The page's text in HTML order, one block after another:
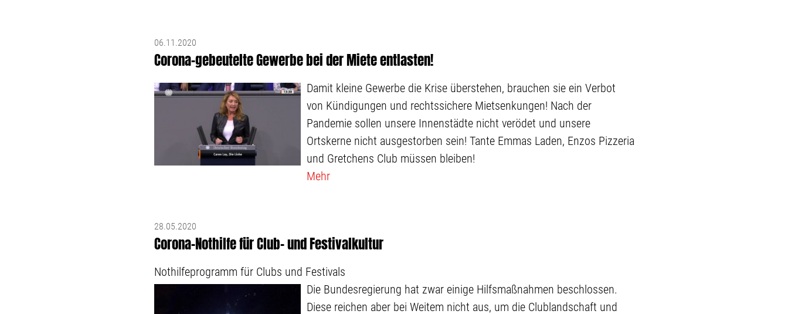
06.11.2020
Corona-gebeutelte Gewerbe bei der Miete entlasten!
Damit kleine Gewerbe die Krise überstehen, brauchen sie ein Verbot
von Kündigungen und rechtssichere Mietsenkungen! Nach der
Pandemie sollen unsere Innenstädte nicht verödet und unsere
Ortskerne nicht ausgestorben sein! Tante Emmas Laden, Enzos Pizzeria
und Gretchens Club müssen bleiben!
Mehr
28.05.2020
Corona-Nothilfe für Club- und Festivalkultur
Nothilfeprogramm für Clubs und Festivals
Die Bundesregierung hat zwar einige Hilfsmaßnahmen beschlossen.
Diese reichen aber bei Weitem nicht aus, um die Clublandschaft und